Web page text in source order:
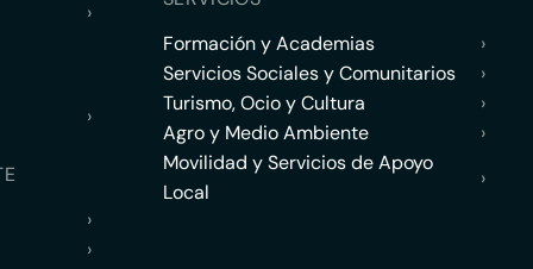
›
›
›
›
Formación y Academias
›
Servicios Sociales y Comunitarios
›
Turismo, Ocio y Cultura
›
Agro y Medio Ambiente
›
Movilidad y Servicios de Apoyo
Local
›